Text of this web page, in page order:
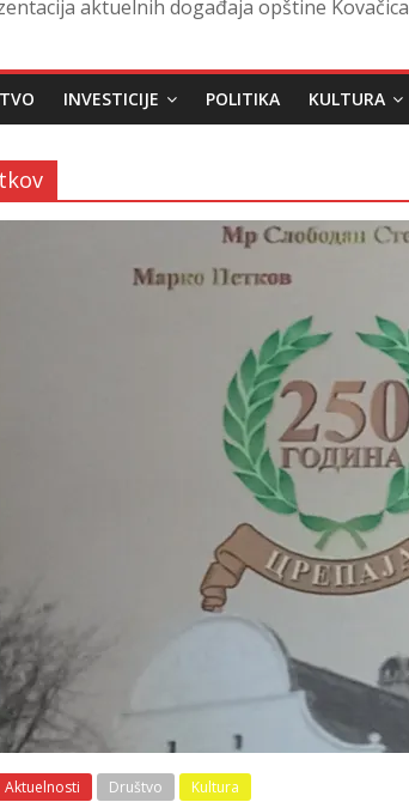
aktuelnih događaja opštine Kovačica
INVESTICIJE POLITIKA KULTURA
Aktuelnosti Društvo Kultura